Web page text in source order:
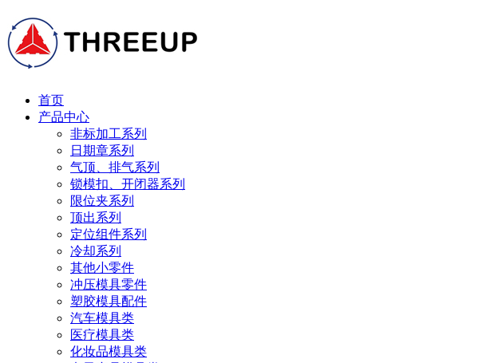
首页
产品中心
非标加工系列
日期章系列
气顶、排气系列
锁模扣、开闭器系列
限位夹系列
顶出系列
定位组件系列
冷却系列
其他小零件
冲压模具零件
塑胶模具配件
汽车模具类
医疗模具类
化妆品模具类